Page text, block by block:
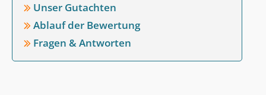
Unser Gutachten
Ablauf der Bewertung
Fragen & Antworten